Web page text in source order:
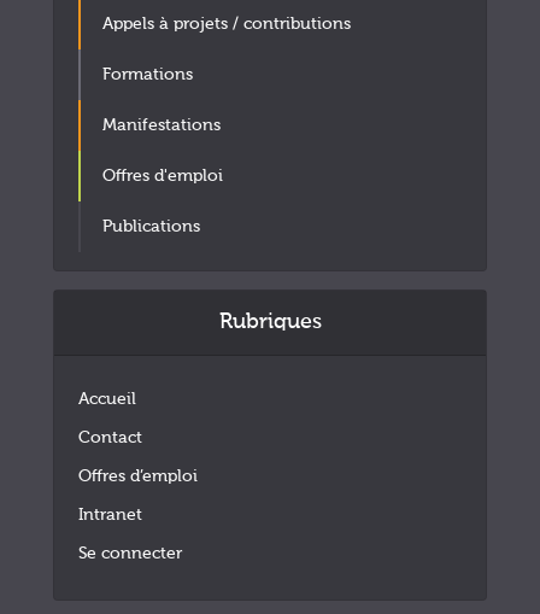
Appels à projets / contributions
Formations
Manifestations
Offres d'emploi
Publications
Rubriques
Accueil
Contact
Offres d’emploi
Intranet
Se connecter